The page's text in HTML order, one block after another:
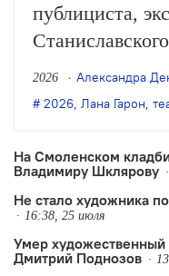
публициста,
Гарон
смерти на
2026 Александра
2026 Лана Гарон
На Смоленском
Владимиру Шклярову
Не стало художника
16:38, 25 июля
Умер художественный
Дмитрий Поднозов